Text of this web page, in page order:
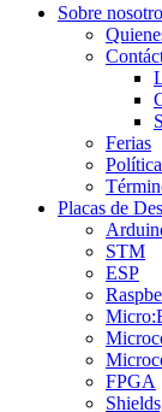
Sobre
Ferias
Placas de
STM
ESP
FPGA